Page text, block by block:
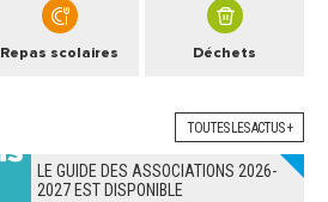
Repas scolaires Déchets
TOUTES LES ACTUS +
LE GUIDE DES ASSOCIATIONS 2026-
2027 EST DISPONIBLE